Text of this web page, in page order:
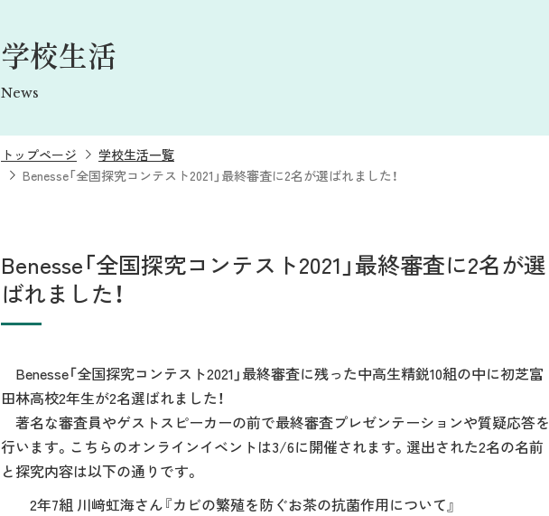
学校生活
News
トップページ
学校生活一覧
Benesse「全国探究コンテスト2021」最終審査に2名が選ばれました！
Benesse「全国探究コンテスト2021」最終審査に2名が選
ばれました！
Benesse「全国探究コンテスト2021」最終審査に残った中高生精鋭10組の中に初芝富
田林高校2年生が2名選ばれました！
著名な審査員やゲストスピーカーの前で最終審査プレゼンテーションや質疑応答を
行います。こちらのオンラインイベントは3/6に開催されます。選出された2名の名前
と探究内容は以下の通りです。
2年7組 川﨑虹海さん『カビの繁殖を防ぐお茶の抗菌作用について』